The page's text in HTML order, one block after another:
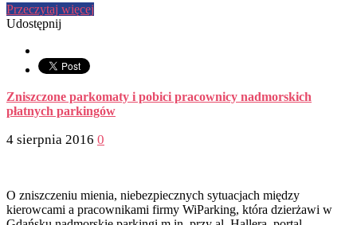
Przeczytaj więcej
Udostępnij
Zniszczone parkomaty i pobici pracownicy nadmorskich
płatnych parkingów
4 sierpnia 2016 0
O zniszczeniu mienia, niebezpiecznych sytuacjach między
kierowcami a pracownikami firmy WiParking, która dzierżawi w